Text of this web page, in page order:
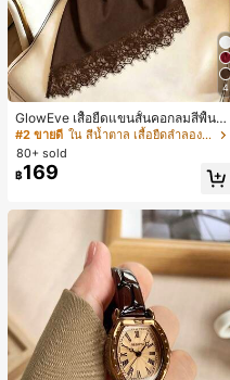
4
GlowEve เสื้อยืดแขนสั้นคอกลมสีพื้นลำ
ลองอเนกประสงค์สำหรับผู้หญิง
#2 ขายดี
ใน สีน้ำตาล เสื้อยืดลำลองพื้นฐาน
80+ sold
฿169